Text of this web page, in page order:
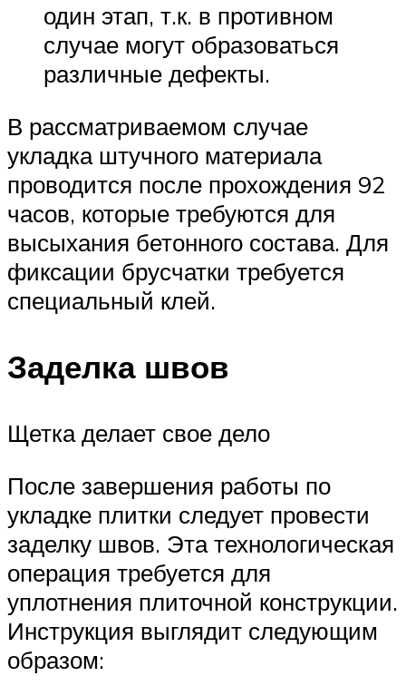
один этап, т.к. в противном
случае могут образоваться
различные дефекты.
В рассматриваемом случае
укладка штучного материала
проводится после прохождения 92
часов, которые требуются для
высыхания бетонного состава. Для
фиксации брусчатки требуется
специальный клей.
Заделка швов
Щетка делает свое дело
После завершения работы по
укладке плитки следует провести
заделку швов. Эта технологическая
операция требуется для
уплотнения плиточной конструкции.
Инструкция выглядит следующим
образом: